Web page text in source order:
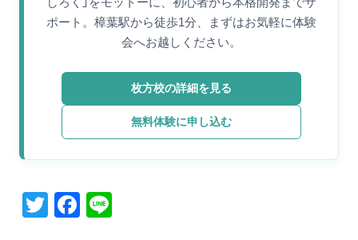
ポート。樟葉駅から徒歩1分、まずはお気軽に体験
会へお越しください。
枚方校の詳細を見る
無料体験に申し込む
T
F